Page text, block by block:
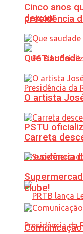
presidência
PSTU
Presidência
Cinco anos
deixou!
Que
O artista
Carreta
clube!